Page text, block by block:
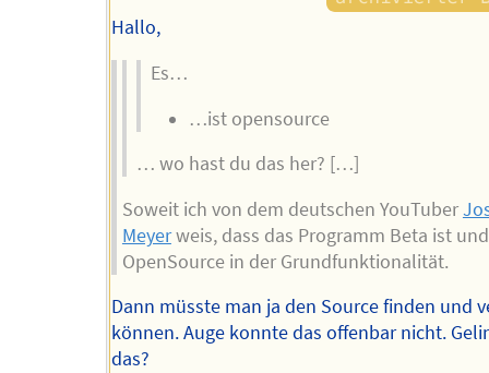
Hallo,
Es…
…ist opensource
… wo hast du das her? […]
Soweit ich von dem deutschen YouTuber
Meyerweis, dass das Programm Beta ist und
OpenSource in der Grundfunktionalität.
Dann müsste man ja den Source finden und
können. Auge konnte das offenbar nicht.
das?